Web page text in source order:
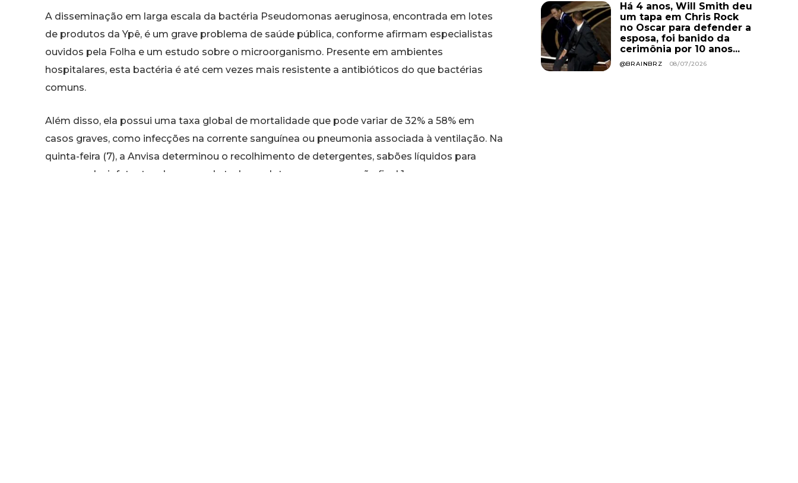
A disseminação em larga escala da bactéria Pseudomonas aeruginosa, encontrada em lotes
de produtos da Ypê, é um grave problema de saúde pública, conforme afirmam especialistas
ouvidos pela Folha e um estudo sobre o microorganismo. Presente em ambientes
hospitalares, esta bactéria é até cem vezes mais resistente a antibióticos do que bactérias
comuns.
Além disso, ela possui uma taxa global de mortalidade que pode variar de 32% a 58% em
casos graves, como infecções na corrente sanguínea ou pneumonia associada à ventilação. Na
quinta-feira (7), a Anvisa determinou o recolhimento de detergentes, sabões líquidos para
roupas e desinfetantes da marca, de todos os lotes com numeração final 1.
Há 4 anos, Will Smith deu
um tapa em Chris Rock
no Oscar para defender a
esposa, foi banido da
cerimônia por 10 anos...
@BRAINBRZ 08/07/2026